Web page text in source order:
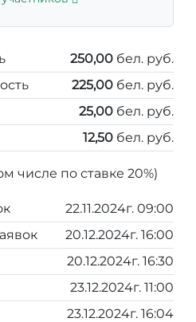
250,00 бел. руб.
225,00 бел. руб.
25,00 бел. руб.
12,50 бел. руб.
числе по ставке 20%)
22.11.2024г. 09:00
20.12.2024г. 16:00
20.12.2024г. 16:30
23.12.2024г. 11:00
23.12.2024г. 16:04